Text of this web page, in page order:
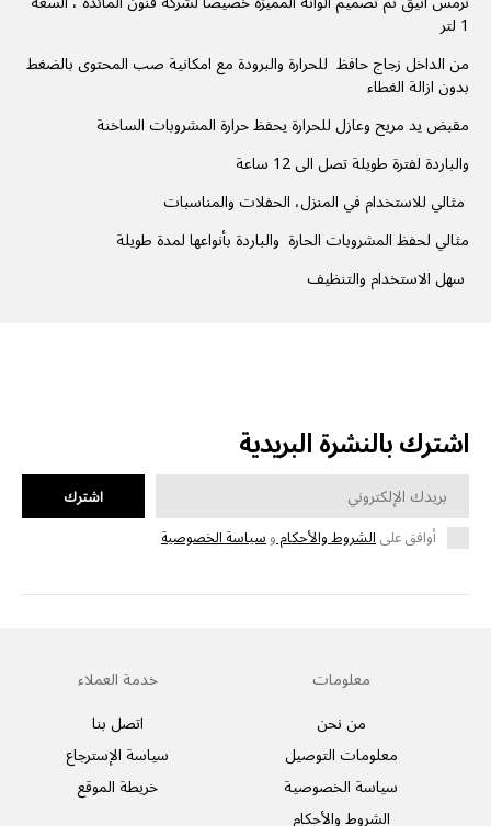
1 لتر
من الداخل زجاج حافظ للحرارة والبرودة مع امكانية صب المحتوى بالضغط
بدون ازالة الغطاء
مقبض يد مريح وعازل للحرارة يحفظ حرارة المشروبات الساخنة
والباردة لفترة طويلة تصل الى 12 ساعة
مثالي للاستخدام في المنزل، الحفلات والمناسبات
مثالي لحفظ المشروبات الحارة والباردة بأنواعها لمدة طويلة
سهل الاستخدام والتنظيف
اشترك بالنشرة البريدية
اشترك
أوافق علىالشروط والأحكاموسياسة الخصوصية
معلومات
من نحن
معلومات التوصيل
سياسة الخصوصية
الشروط والأحكام
خدمة العملاء
اتصل بنا
سياسة الإسترجاع
خريطة الموقع